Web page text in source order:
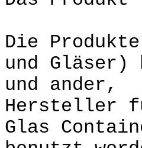
Die
und Gläser)
und ander,
Hersteller
Glas